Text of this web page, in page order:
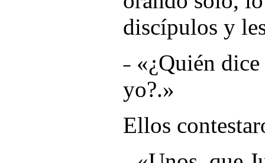
discípulos y
˗ «¿Quién
yo?.»
Ellos